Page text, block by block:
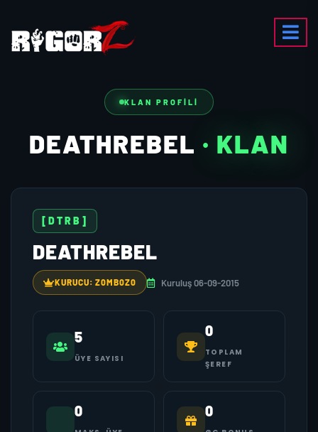
KLAN PROFILI
DEATHREBEL · KLAN
[DTRB]
DEATHREBEL
KURUCU: Z0MB0Z0 Kuruluş 06-09-2015
5
ÜYE SAYISI
0
TOPLAM
ŞEREF
0 0